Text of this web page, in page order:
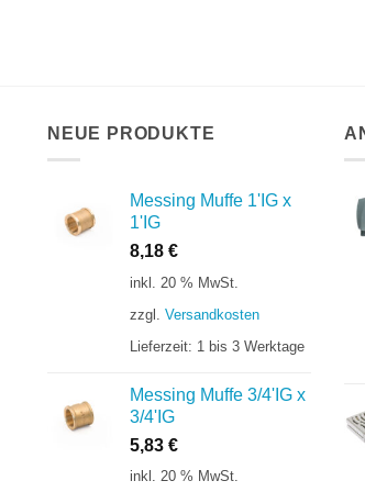
NEUE PRODUKTE
Messing Muffe 1'IG x
1'IG
8,18 €
inkl. 20 % MwSt.
zzgl. Versandkosten
Lieferzeit: 1 bis 3 Werktage
Messing Muffe 3/4'IG x
3/4'IG
5,83 €
inkl. 20 % MwSt.